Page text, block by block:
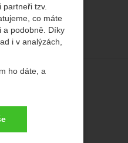
tzv.
co máte
a podobně. Díky
i v analýzách,
ho dáte, a
Podle dostupnosti